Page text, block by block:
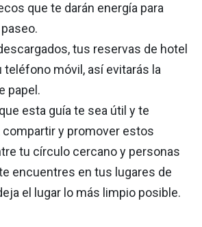
que te darán energía para
tus reservas de hotel
teléfono móvil, así evitarás la
papel.
esta guía te sea útil y te
compartir y promover estos
tu círculo cercano y personas
encuentres en tus lugares de
el lugar lo más limpio posible.